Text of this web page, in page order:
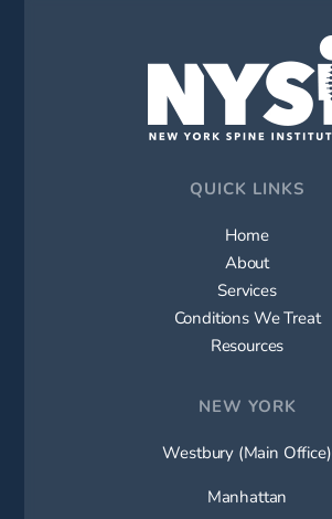
QUICK LINKS
Home
About
Services
Conditions We Treat
Resources
NEW YORK
Westbury (Main Office)
Manhattan